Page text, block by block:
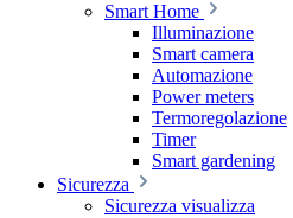
Smart Home
Illuminazione
Smart camera
Automazione
Power meters
Termoregolazione
Timer
Smart gardening
Sicurezza
Sicurezza visualizza